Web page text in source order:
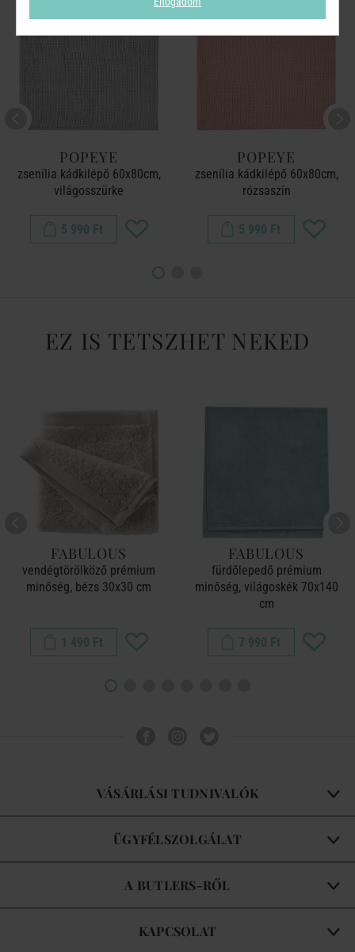
POPEYE
zsenília kádkilépő 60x80cm,
világosszürke
5 990 Ft
POPEYE
zsenília kádkilépő 60x80cm,
rózsaszín
5 990 Ft
EZ IS TETSZHET NEKED
FABULOUS
vendégtörölköző prémium
minőség, bézs 30x30 cm
1 490 Ft
FABULOUS
fürdőlepedő prémium
minőség, világoskék 70x140
cm
7 990 Ft
VÁSÁRLÁSI TUDNIVALÓK
ÜGYFÉLSZOLGÁLAT
A BUTLERS-RŐL
KAPCSOLAT